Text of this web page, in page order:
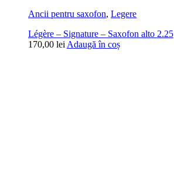
Ancii pentru saxofon, Legere
Légère – Signature – Saxofon alto 2.25
170,00 lei Adaugă în coș